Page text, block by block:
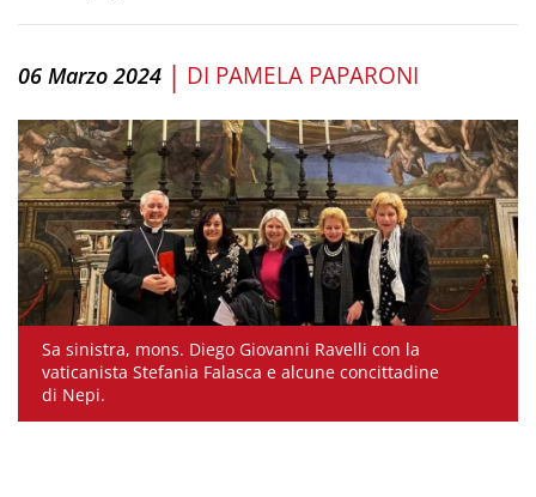
06 Marzo 2024 | DI PAMELA PAPARONI
Sa sinistra, mons. Diego Giovanni Ravelli con la
vaticanista Stefania Falasca e alcune concittadine
di Nepi.